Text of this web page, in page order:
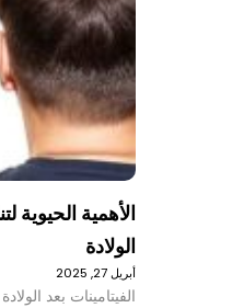
الأهمية الحيوية
الولادة
أبريل 27, 2025
الفيتامينات بعد